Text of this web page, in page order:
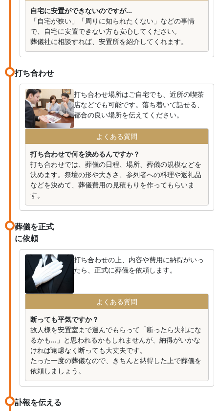
自宅に安置ができないのですが...
「自宅が狭い」「周りに知られたくない」などの事情
で、自宅に安置できない方も安心してください。
葬儀社に相談すれば、安置所を紹介してくれます。
打ち合わせ
打ち合わせ場所はご自宅でも、近所の喫茶
店などでも可能です。落ち着いて話せる、
都合の良い場所を伝えてください。
よくある質問
打ち合わせで何を決めるんですか？
打ち合わせでは、葬儀の日程、場所、葬儀の規模などを
決めます。祭壇の形や大きさ、参列者への料理や返礼品
などを決めて、葬儀費用の見積もりを作ってもらいま
す。
葬儀を正式
に依頼
打ち合わせの上、内容や費用に納得がいっ
たら、正式に葬儀を依頼します。
よくある質問
断っても平気ですか？
故人様を安置室まで運んでもらって「断ったら失礼にな
るかも...」と思われるかもしれませんが、納得がいかな
ければ遠慮なく断っても大丈夫です。
たった一度の葬儀なので、きちんと納得した上で葬儀を
依頼しましょう。
訃報を伝える